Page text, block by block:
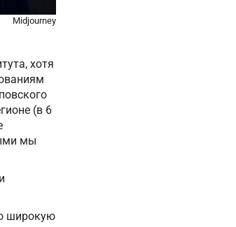
Midjourney
хотя
(в 6
мы
широкую